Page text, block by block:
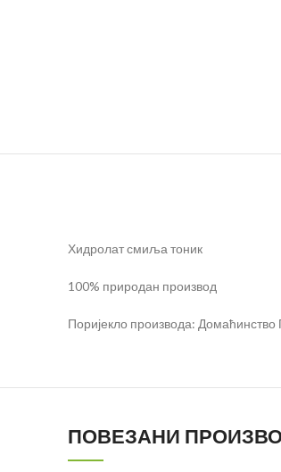
Хидролат смиља тоник
100% природан производ
Поријекло производа:
ПОВЕЗАНИ